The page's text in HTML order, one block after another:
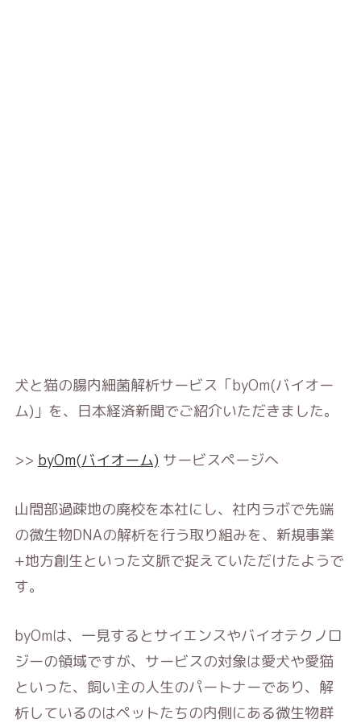
犬と猫の腸内細菌解析サービス「byOm(バイオー
ム)」を、日本経済新聞でご紹介いただきました。
>> byOm(バイオーム) サービスページへ
山間部過疎地の廃校を本社にし、社内ラボで先端
の微生物DNAの解析を行う取り組みを、新規事業
+地方創生といった文脈で捉えていただけたようで
す。
byOmは、一見するとサイエンスやバイオテクノロ
ジーの領域ですが、サービスの対象は愛犬や愛猫
といった、飼い主の人生のパートナーであり、解
析しているのはペットたちの内側にある微生物群